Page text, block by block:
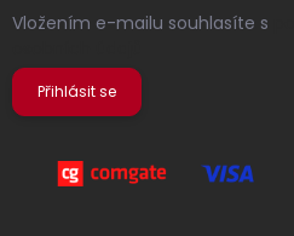
Vložením e-mailu souhlasíte s
Přihlásit se